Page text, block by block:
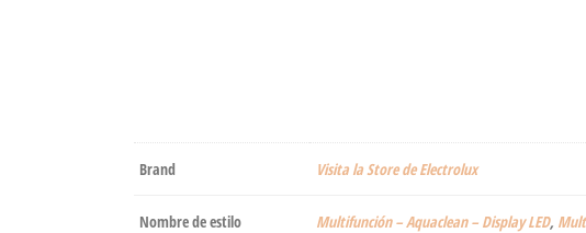
Brand Visita la Store de Electrolux
Nombre de estilo Multifunción – Aquaclean – Display LED,